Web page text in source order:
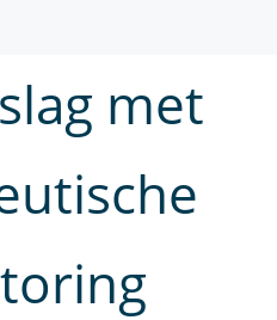
met